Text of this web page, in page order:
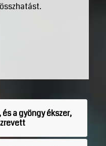
a gyöngy ékszer,